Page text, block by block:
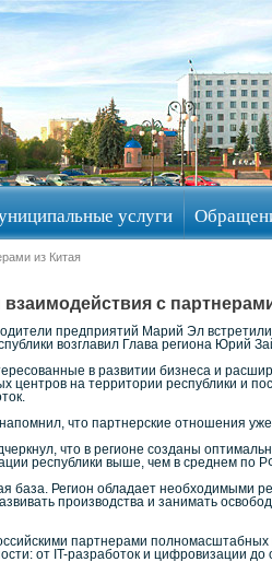
услуги
из Китая
с
предприятий Марий Эл
возглавил Глава региона Юрий
в развитии бизнеса и
центров на территории республики и
что партнерские отношения
что в регионе созданы
республики выше, чем в среднем по
Регион обладает необходимыми
производства и занимать
партнерами
от IT-разработок и цифровизации до